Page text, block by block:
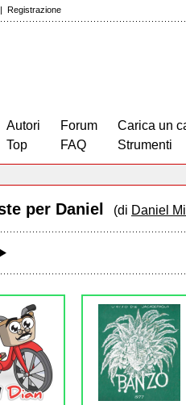
| Registrazione
Autori
Top
Forum
FAQ
Carica un
Strumenti
per Daniel (di Daniel